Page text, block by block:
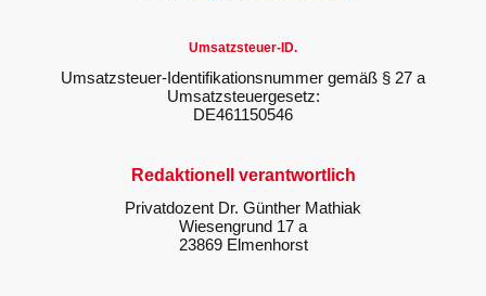
Umsatzsteuer-ID.
Umsatzsteuer-Identifikationsnummer gemäß § 27 a
Umsatzsteuergesetz:
DE461150546
Redaktionell verantwortlich
Privatdozent Dr. Günther Mathiak
Wiesengrund 17 a
23869 Elmenhorst